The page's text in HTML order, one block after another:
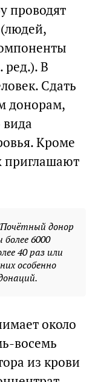
проводят
ред.). В
Сдать
донорам,
вида
Кроме
приглашают
донор
6000
40 раз или
особенно
около
восемь
из крови